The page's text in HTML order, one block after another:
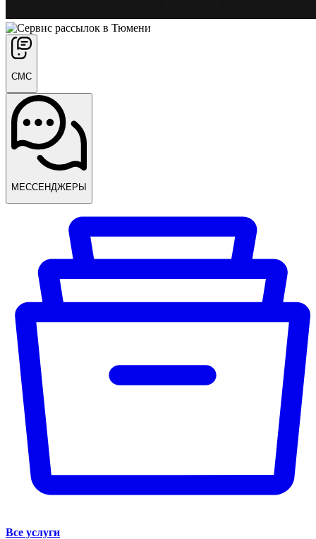
СМС
МЕССЕНДЖЕРЫ
Все услуги